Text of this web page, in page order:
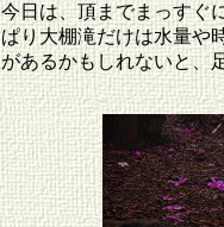
今日は、頂までまっすぐ
ぱり大棚滝だけは水量や
があるかもしれないと、